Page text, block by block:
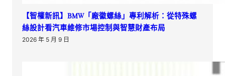
【智權新訊】BMW「廠徽螺絲」專利解析：從特殊螺
絲設計看汽車維修市場控制與智慧財產布局
2026 年 5 月 9 日